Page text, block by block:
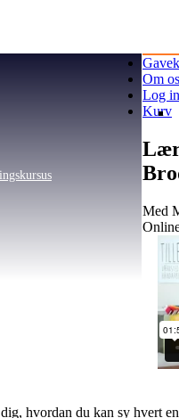
Om os
Log
Kurv
Lær
Med
hvordan du kan sy hvert